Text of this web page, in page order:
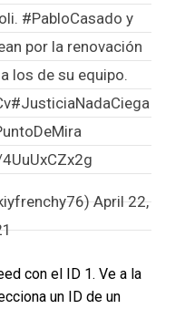
#PabloCasado y
por la renovación
los de su equipo.
#JusticiaNadaCiega
April 22,
con el ID 1. Ve a la
un ID de un